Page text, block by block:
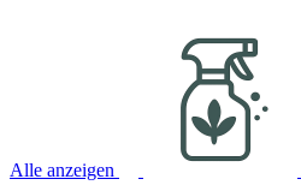
Alle anzeigen